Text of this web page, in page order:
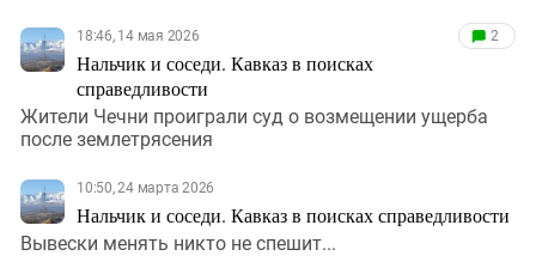
18:46, 14 мая 2026
Нальчик и соседи. Кавказ в поисках
справедливости
2
Жители Чечни проиграли суд о возмещении ущерба
после землетрясения
10:50, 24 марта 2026
Нальчик и соседи. Кавказ в поисках справедливости
Вывески менять никто не спешит...